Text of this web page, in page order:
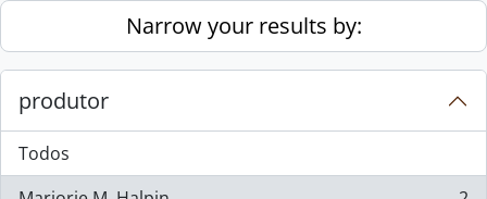
Skip to main contentNarrow your results by:
produtor
Todos